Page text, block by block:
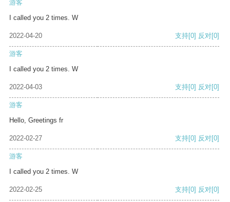
游客
I called you 2 times. W
2022-04-20 支持[0] 反对[0]
游客
I called you 2 times. W
2022-04-03 支持[0] 反对[0]
游客
Hello, Greetings fr
2022-02-27 支持[0] 反对[0]
游客
I called you 2 times. W
2022-02-25 支持[0] 反对[0]